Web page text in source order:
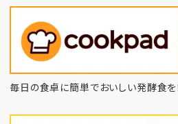
毎日の食卓に簡単でおいしい発酵食を